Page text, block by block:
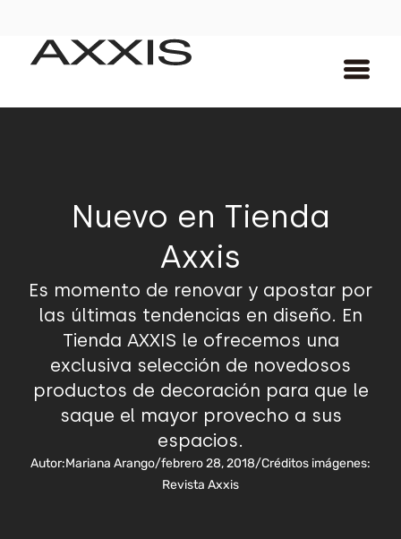
Nuevo en Tienda
Axxis
Es momento de renovar y apostar por
las últimas tendencias en diseño. En
Tienda AXXIS le ofrecemos una
exclusiva selección de novedosos
productos de decoración para que le
saque el mayor provecho a sus
espacios.
Autor:Mariana Arango/febrero 28, 2018/Créditos imágenes:
Revista Axxis